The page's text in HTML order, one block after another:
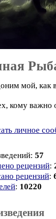
мой, как
кому
личное
57
рецензий:
рецензий:
: 10220